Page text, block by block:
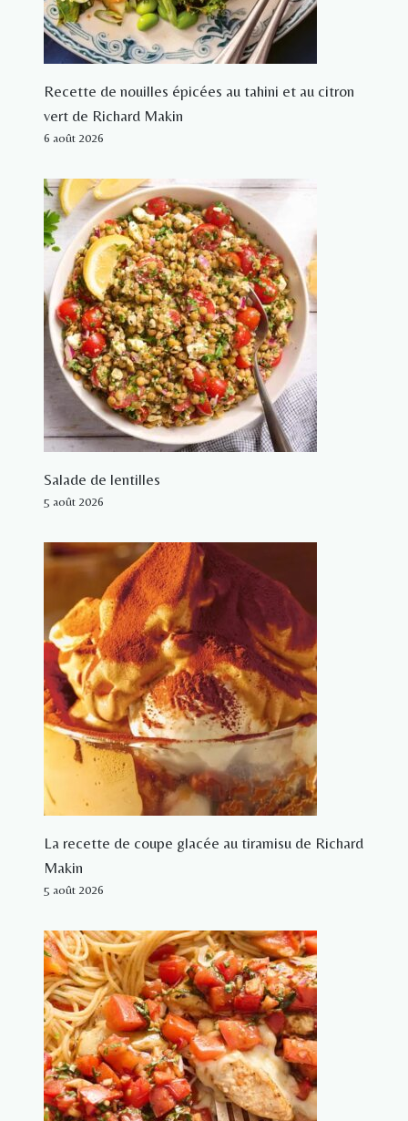
Recette de nouilles épicées au tahini et au citron
vert de Richard Makin
6 août 2026
Salade de lentilles
5 août 2026
La recette de coupe glacée au tiramisu de Richard
Makin
5 août 2026